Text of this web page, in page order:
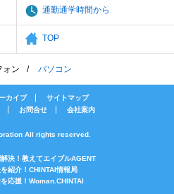
通勤通学時間から
TOP
ォン パソコン
カイブ
サイトマップ
お問合せ 会社案内
All rights reserved.
決！教えてエイブルAGENT
紹介！CHINTAI情報局
応援！Woman.CHINTAI